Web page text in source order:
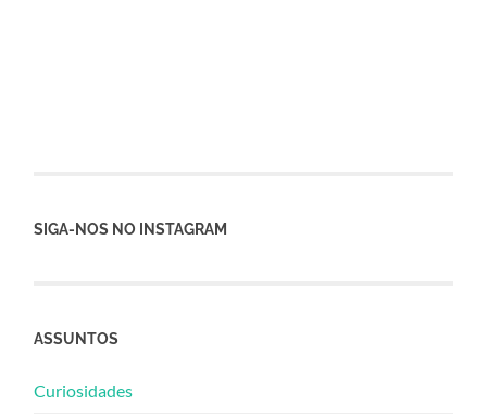
SIGA-NOS NO INSTAGRAM
ASSUNTOS
Curiosidades